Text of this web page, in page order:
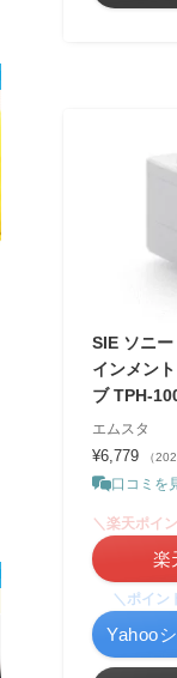
SIE ソニ
インメン
ブ TPH-
エムスタ
¥6,779 （
口コミを
＼楽天ポイ
楽
＼ポイン
Yahoo